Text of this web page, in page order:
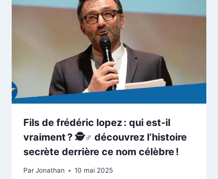
Fils de frédéric lopez : qui est-il
vraiment ? 🕵️♂️ découvrez l’histoire
secrète derrière ce nom célèbre !
ParJonathan 10 mai 2025